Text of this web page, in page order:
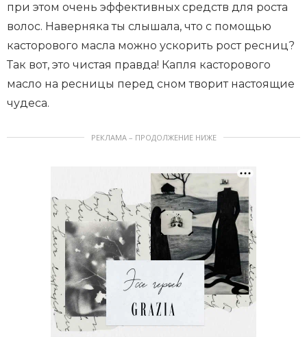
при этом очень эффективных средств для роста
волос. Наверняка ты слышала, что с помощью
касторового масла можно ускорить рост ресниц?
Так вот, это чистая правда! Капля касторового
масло на ресницы перед сном творит настоящие
чудеса.
РЕКЛАМА – ПРОДОЛЖЕНИЕ НИЖЕ